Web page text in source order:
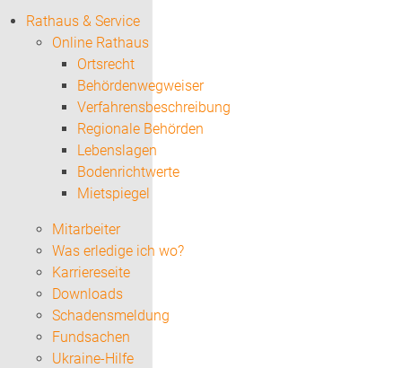
Rathaus & Service
Online Rathaus
Ortsrecht
Behördenwegweiser
Verfahrensbeschreibung
Regionale Behörden
Lebenslagen
Bodenrichtwerte
Mietspiegel
Mitarbeiter
Was erledige ich wo?
Karriereseite
Downloads
Schadensmeldung
Fundsachen
Ukraine-Hilfe